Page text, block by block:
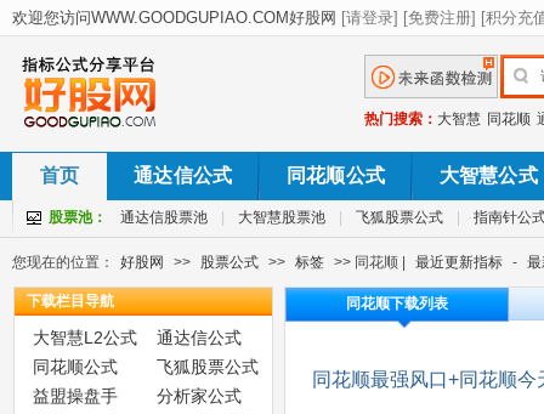
热门搜索： 大智慧 同花顺
首页 通达信公式 同花顺公式 大智慧公式
股票池： 通达信股票池 大智慧股票池 飞狐股票公式 指南针公
您现在的位置： 好股网 >> 股票公式 >> 标签 >> 同花顺 | 最近更新指标 -
下载栏目导航
大智慧L2公式
通达信公式
同花顺公式
飞狐股票公式
益盟操盘手
分析家公式
同花顺下载列表
同花顺最强风口+同花顺